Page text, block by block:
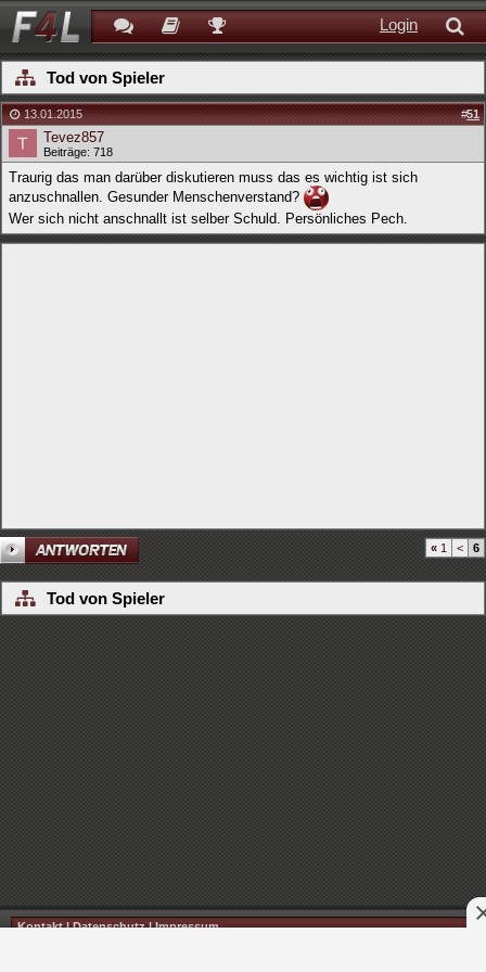
Login
Tod von Spieler
13.01.2015 #51
Tevez857
Beiträge: 718
Traurig das man darüber diskutieren muss das es wichtig ist sich
anzuschnallen. Gesunder Menschenverstand?
Wer sich nicht anschnallt ist selber Schuld. Persönliches Pech.
« 1 < 6
Tod von Spieler
Kontakt|Datenschutz|Impressum